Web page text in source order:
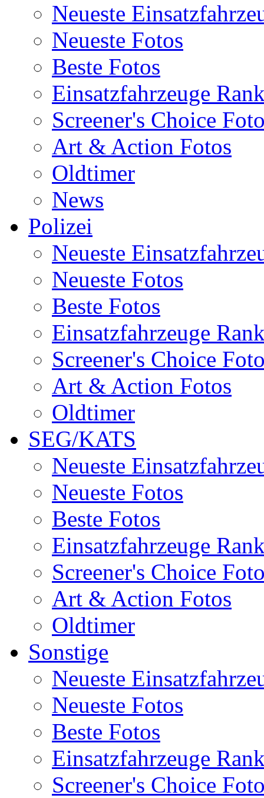
Neueste
Neueste Fotos
Beste Fotos
Einsatzfahrzeuge
Screener's Choice
Art & Action Fotos
Oldtimer
News
Polizei
Neueste
Neueste Fotos
Beste Fotos
Einsatzfahrzeuge
Screener's Choice
Art & Action Fotos
Oldtimer
SEG/KATS
Neueste
Neueste Fotos
Beste Fotos
Einsatzfahrzeuge
Screener's Choice
Art & Action Fotos
Oldtimer
Sonstige
Neueste
Neueste Fotos
Beste Fotos
Einsatzfahrzeuge
Screener's Choice